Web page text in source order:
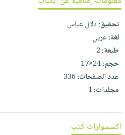
تحقيق:دلال عباس
لغة:عربي
طبعة:2
حجم:24×17
عدد الصفحات:336
مجلدات:1
اكسسوارات كتب